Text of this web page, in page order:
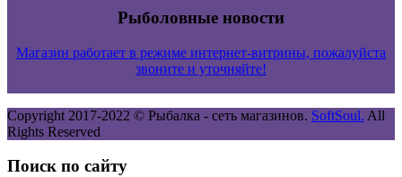
Рыболовные новости
Магазин работает в режиме интернет-витрины, пожалуйста
звоните и уточняйте!
Copyright 2017-2022 © Рыбалка - сеть магазинов. SoftSoul. All
Rights Reserved
Поиск по сайту